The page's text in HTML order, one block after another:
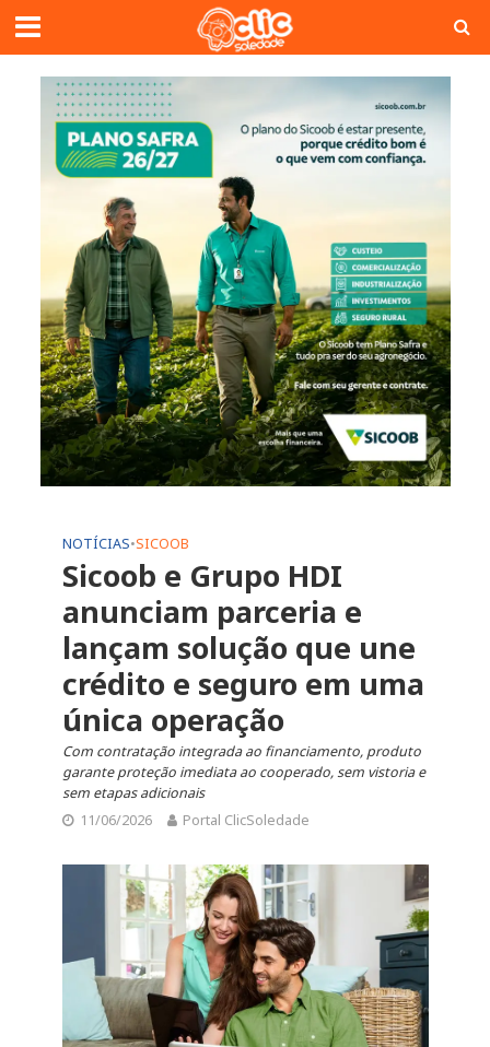
NOTÍCIAS•SICOOB
Sicoob e Grupo HDI
anunciam parceria e
lançam solução que une
crédito e seguro em uma
única operação
Com contratação integrada ao financiamento, produto
garante proteção imediata ao cooperado, sem vistoria e
sem etapas adicionais
11/06/2026
Portal ClicSoledade